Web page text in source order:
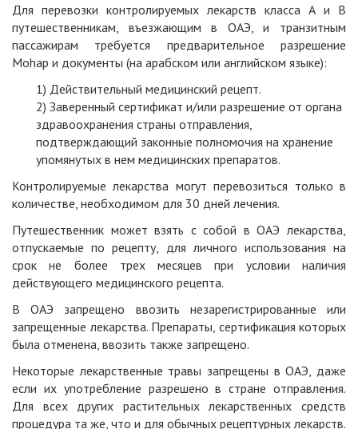
Для перевозки контролируемых лекарств класса А и В
путешественникам, въезжающим в ОАЭ, и транзитным
пассажирам требуется предварительное разрешение
Mohap и документы (на арабском или английском языке):
Действительный медицинский рецепт.
Заверенный сертификат и/или разрешение от органа
здравоохранения страны отправления,
подтверждающий законные полномочия на хранение
упомянутых в нем медицинских препаратов.
Контролируемые лекарства могут перевозиться только в
количестве, необходимом для 30 дней лечения.
Путешественник может взять с собой в ОАЭ лекарства,
отпускаемые по рецепту, для личного использования на
срок не более трех месяцев при условии наличия
действующего медицинского рецепта.
В ОАЭ запрещено ввозить незарегистрированные или
запрещенные лекарства. Препараты, сертификация которых
была отменена, ввозить также запрещено.
Некоторые лекарственные травы запрещены в ОАЭ, даже
если их употребление разрешено в стране отправления.
Для всех других растительных лекарственных средств
процедура та же, что и для обычных рецептурных лекарств.